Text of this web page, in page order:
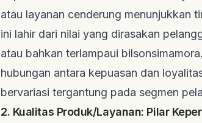
atau layanan cenderung menunjukkan
ini lahir dari nilai yang dirasakan
atau bahkan terlampaui
hubungan antara kepuasan dan
bervariasi tergantung pada segmen
2. Kualitas Produk/Layanan: Pilar